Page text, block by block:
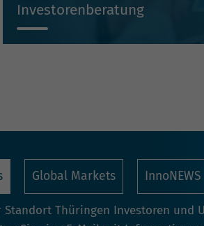
Investorenberatung
Global Markets InnoNEWS
Standort Thüringen Investoren und